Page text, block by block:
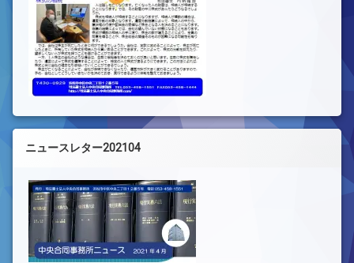
ニュースレター202104